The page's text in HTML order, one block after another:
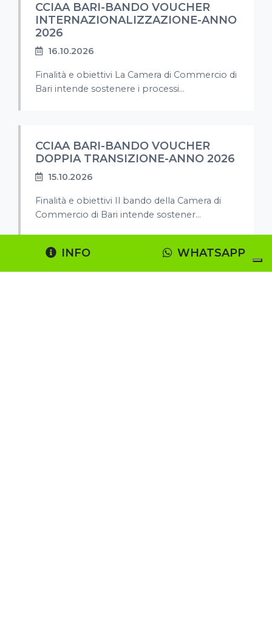
INFO WHATSAPP
CCIAA BARI-BANDO VOUCHER
INTERNAZIONALIZZAZIONE-ANNO
2026
16.10.2026
Finalità e obiettivi La Camera di Commercio di
Bari intende sostenere i processi...
CCIAA BARI-BANDO VOUCHER
DOPPIA TRANSIZIONE-ANNO 2026
15.10.2026
Finalità e obiettivi Il bando della Camera di
Commercio di Bari intende sostener...
CCIAA FOGGIA-Voucher Doppia